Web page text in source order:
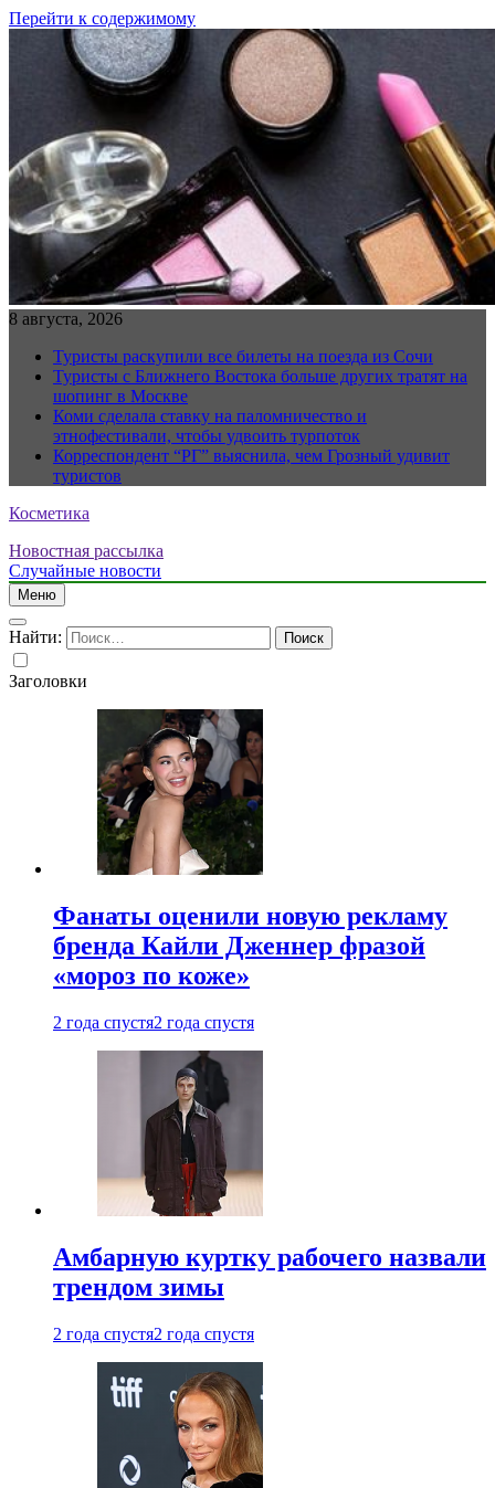
Перейти к содержимому
8 августа, 2026
Туристы раскупили все билеты на поезда из Сочи
Туристы с Ближнего Востока больше других тратят на
шопинг в Москве
Коми сделала ставку на паломничество и
этнофестивали, чтобы удвоить турпоток
Корреспондент “РГ” выяснила, чем Грозный удивит
туристов
Косметика
Новостная рассылка
Случайные новости
Меню
Найти:
Заголовки
Фанаты оценили новую рекламу
бренда Кайли Дженнер фразой
«мороз по коже»
2 года спустя2 года спустя
Амбарную куртку рабочего назвали
трендом зимы
2 года спустя2 года спустя